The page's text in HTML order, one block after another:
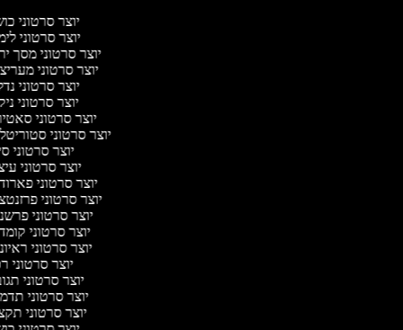
יוצר סרטוני
יוצר סרטוני
יוצר סרטוני מסך
יוצר סרטוני
יוצר סרטוני
יוצר סרטוני
יוצר סרטוני
יוצר סרטוני
יוצר סרטוני
יוצר סרטוני
יוצר סרטוני
יוצר סרטוני
יוצר סרטוני
יוצר סרטוני
יוצר סרטוני
יוצר סרטוני
יוצר סרטוני
יוצר סרטוני
יוצר סרטוני